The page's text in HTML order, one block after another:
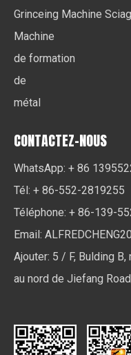
Grinceing Machine
Machine
de formation
de
métal
CONTACTEZ-NOUS
WhatsApp: + 86
Tél: + 86-552-2819255
Téléphone: + 86-139-
Email:
Ajouter: 5 / F, Bulding
au nord de Jiefang